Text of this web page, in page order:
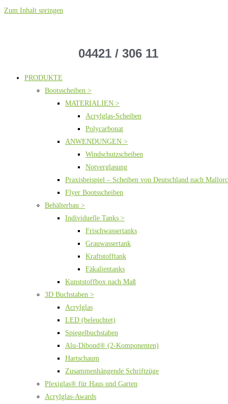
Zum Inhalt springen
04421 / 306 11
PRODUKTE
Bootsscheiben >
MATERIALIEN >
Acrylglas-Scheiben
Polycarbonat
ANWENDUNGEN >
Windschutzscheiben
Notverglasung
Praxisbeispiel – Scheiben von Deutschland nach
Flyer Bootsscheiben
Behälterbau >
Individuelle Tanks >
Frischwassertanks
Grauwassertank
Kraftstofftank
Fäkalientanks
Kunststoffbox nach Maß
3D Buchstaben >
Acrylglas
LED (beleuchtet)
Spiegelbuchstaben
Alu-Dibond® (2-Komponenten)
Hartschaum
Zusammenhängende Schriftzüge
Plexiglas® für Haus und Garten
Acrylglas-Awards